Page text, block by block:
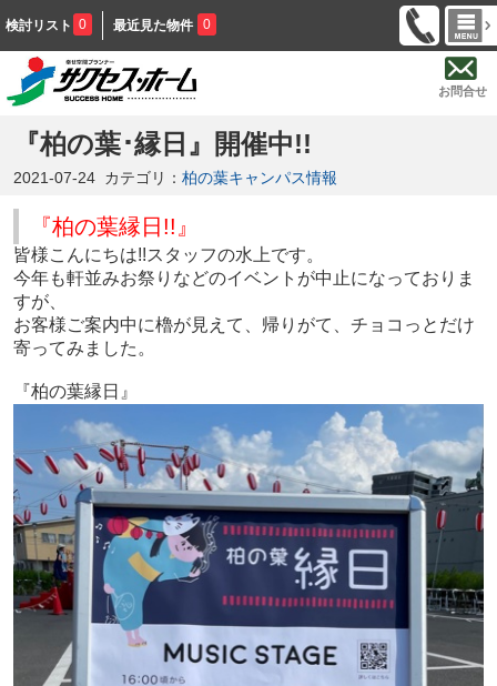
検討リスト 0 最近見た物件 0
お問合せ
『柏の葉･縁日』開催中!!
2021-07-24 カテゴリ： 柏の葉キャンパス情報
『柏の葉縁日!!』
皆様こんにちは!!スタッフの水上です。
今年も軒並みお祭りなどのイベントが中止になっておりま
すが、
お客様ご案内中に櫓が見えて、帰りがて、チョコっとだけ
寄ってみました。
『柏の葉縁日』